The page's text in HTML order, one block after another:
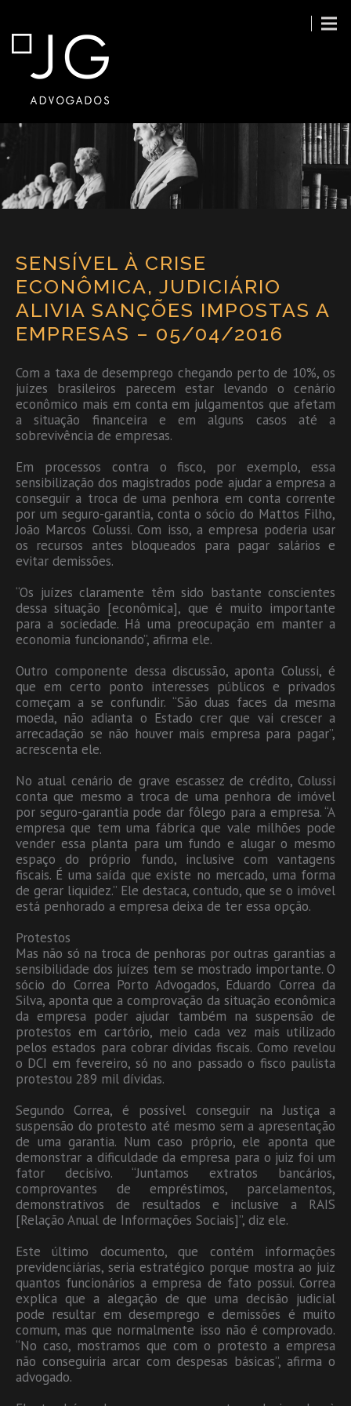
SENSÍVEL À CRISE
ECONÔMICA, JUDICIÁRIO
ALIVIA SANÇÕES IMPOSTAS A
EMPRESAS – 05/04/2016
Com a taxa de desemprego chegando perto de 10%, os
juízes brasileiros parecem estar levando o cenário
econômico mais em conta em julgamentos que afetam
a situação financeira e em alguns casos até a
sobrevivência de empresas.
Em processos contra o fisco, por exemplo, essa
sensibilização dos magistrados pode ajudar a empresa a
conseguir a troca de uma penhora em conta corrente
por um seguro-garantia, conta o sócio do Mattos Filho,
João Marcos Colussi. Com isso, a empresa poderia usar
os recursos antes bloqueados para pagar salários e
evitar demissões.
“Os juízes claramente têm sido bastante conscientes
dessa situação [econômica], que é muito importante
para a sociedade. Há uma preocupação em manter a
economia funcionando”, afirma ele.
Outro componente dessa discussão, aponta Colussi, é
que em certo ponto interesses públicos e privados
começam a se confundir. “São duas faces da mesma
moeda, não adianta o Estado crer que vai crescer a
arrecadação se não houver mais empresa para pagar”,
acrescenta ele.
No atual cenário de grave escassez de crédito, Colussi
conta que mesmo a troca de uma penhora de imóvel
por seguro-garantia pode dar fôlego para a empresa. “A
empresa que tem uma fábrica que vale milhões pode
vender essa planta para um fundo e alugar o mesmo
espaço do próprio fundo, inclusive com vantagens
fiscais. É uma saída que existe no mercado, uma forma
de gerar liquidez.” Ele destaca, contudo, que se o imóvel
está penhorado a empresa deixa de ter essa opção.
Protestos
Mas não só na troca de penhoras por outras garantias a
sensibilidade dos juízes tem se mostrado importante. O
sócio do Correa Porto Advogados, Eduardo Correa da
Silva, aponta que a comprovação da situação econômica
da empresa poder ajudar também na suspensão de
protestos em cartório, meio cada vez mais utilizado
pelos estados para cobrar dívidas fiscais. Como revelou
o DCI em fevereiro, só no ano passado o fisco paulista
protestou 289 mil dívidas.
Segundo Correa, é possível conseguir na Justiça a
suspensão do protesto até mesmo sem a apresentação
de uma garantia. Num caso próprio, ele aponta que
demonstrar a dificuldade da empresa para o juiz foi um
fator decisivo. “Juntamos extratos bancários,
comprovantes de empréstimos, parcelamentos,
demonstrativos de resultados e inclusive a RAIS
[Relação Anual de Informações Sociais]”, diz ele.
Este último documento, que contém informações
previdenciárias, seria estratégico porque mostra ao juiz
quantos funcionários a empresa de fato possui. Correa
explica que a alegação de que uma decisão judicial
pode resultar em desemprego e demissões é muito
comum, mas que normalmente isso não é comprovado.
“No caso, mostramos que com o protesto a empresa
não conseguiria arcar com despesas básicas”, afirma o
advogado.